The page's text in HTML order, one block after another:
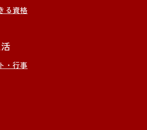
る資格
・行事